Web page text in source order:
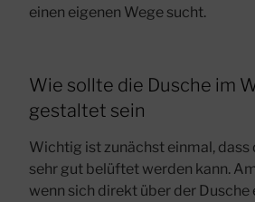
einen eigenen Wege sucht.
Wie sollte die Dusche im
gestaltet sein
Wichtig ist zunächst einmal, dass
sehr gut belüftet werden kann.
wenn sich direkt über der Dusche